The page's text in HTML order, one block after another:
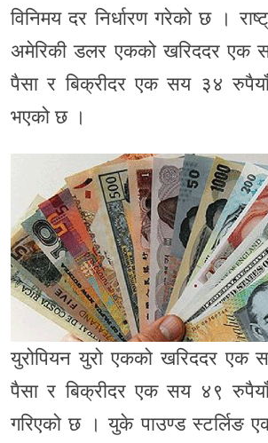
विनिमय दर निर्धारण गरेको छ ।
अमेरिकी डलर एकको खरिददर एक
पैसा र बिक्रीदर एक सय ३४
भएको छ ।
युरोपियन युरो एकको खरिददर एक
पैसा र बिक्रीदर एक सय ४९
गरिएको छ । युके पाउण्ड स्टर्लिङ